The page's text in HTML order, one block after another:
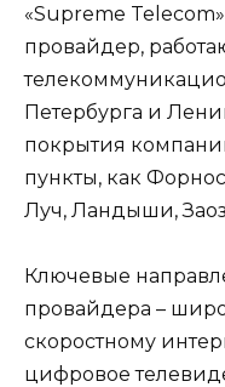
«Supreme
провайдер,
Петербурга и
покрытия
пункты, как
Луч, Ландыши,
Ключевые
провайдера –
скоростному
цифровое